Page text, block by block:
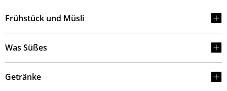
Frühstück und Müsli
Was Süßes
Getränke